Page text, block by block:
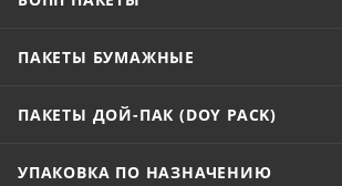
ПАКЕТЫ БУМАЖНЫЕ
ПАКЕТЫ ДОЙ-ПАК (DOY PACK)
УПАКОВКА ПО НАЗНАЧЕНИЮ